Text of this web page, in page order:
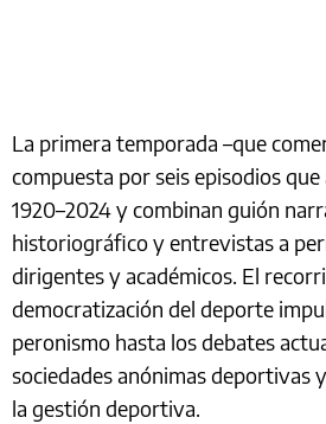
La primera temporada –que
compuesta por seis episodios
1920–2024 y combinan guión
historiográfico y entrevistas a
dirigentes y académicos. El
democratización del deporte
peronismo hasta los debates
sociedades anónimas deportivas
la gestión deportiva.